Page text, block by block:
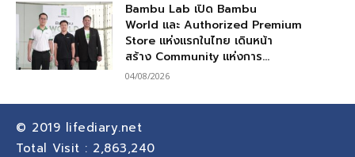
Bambu Lab เปิด Bambu
World และ Authorized Premium
Store แห่งแรกในไทย เดินหน้า
สร้าง Community แห่งการ...
04/08/2026
© 2019 lifediary.net
Total Visit : 2,863,240